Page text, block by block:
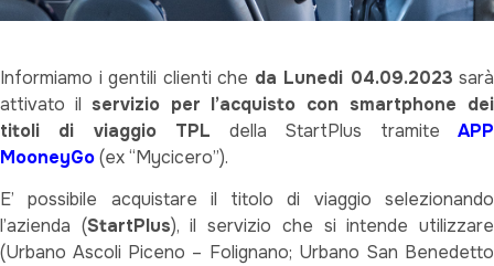
Informiamo i gentili clienti che da Lunedi 04.09.2023 sarà
attivato il servizio per l’acquisto con smartphone dei
titoli di viaggio TPL della StartPlus tramiteAPP
MooneyGo(ex “Mycicero”).
E’ possibile acquistare il titolo di viaggio selezionando
l’azienda (StartPlus), il servizio che si intende utilizzare
(Urbano Ascoli Piceno – Folignano; Urbano San Benedetto